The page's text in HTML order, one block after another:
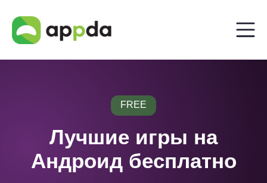
FREE
Лучшие игры на
Андроид бесплатно